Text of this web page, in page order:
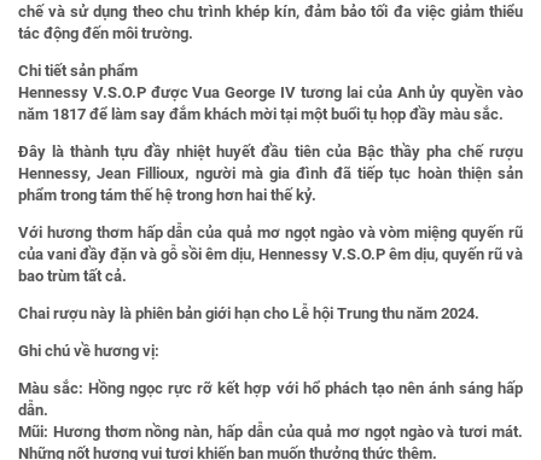
chế và sử dụng theo chu trình khép kín, đảm bảo tối đa việc giảm thiểu
tác động đến môi trường.
Chi tiết sản phẩm
Hennessy V.S.O.P được Vua George IV tương lai của Anh ủy quyền vào
năm 1817 để làm say đắm khách mời tại một buổi tụ họp đầy màu sắc.
Đây là thành tựu đầy nhiệt huyết đầu tiên của Bậc thầy pha chế rượu
Hennessy, Jean Fillioux, người mà gia đình đã tiếp tục hoàn thiện sản
phẩm trong tám thế hệ trong hơn hai thế kỷ.
Với hương thơm hấp dẫn của quả mơ ngọt ngào và vòm miệng quyến rũ
của vani đầy đặn và gỗ sồi êm dịu, Hennessy V.S.O.P êm dịu, quyến rũ và
bao trùm tất cả.
Chai rượu này là phiên bản giới hạn cho Lễ hội Trung thu năm 2024.
Ghi chú về hương vị:
Màu sắc: Hồng ngọc rực rỡ kết hợp với hổ phách tạo nên ánh sáng hấp
dẫn.
Mũi: Hương thơm nồng nàn, hấp dẫn của quả mơ ngọt ngào và tươi mát.
Những nốt hương vui tươi khiến bạn muốn thưởng thức thêm.